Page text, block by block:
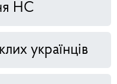
НС
українців